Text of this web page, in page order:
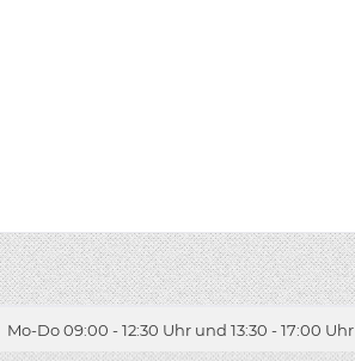
Mo-Do 09:00 - 12:30 Uhr und 13:30 - 17:00 Uhr